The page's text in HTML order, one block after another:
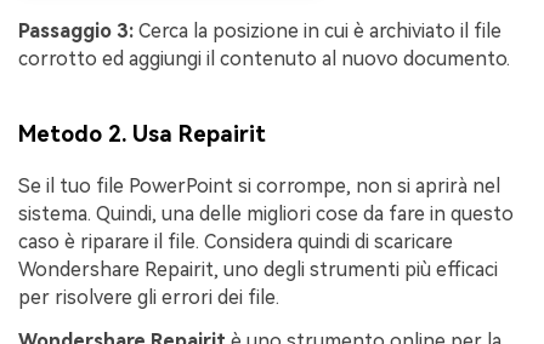
Passaggio 3: Cerca la posizione in cui è archiviato il file
corrotto ed aggiungi il contenuto al nuovo documento.
Metodo 2. Usa Repairit
Se il tuo file PowerPoint si corrompe, non si aprirà nel
sistema. Quindi, una delle migliori cose da fare in questo
caso è riparare il file. Considera quindi di scaricare
Wondershare Repairit, uno degli strumenti più efficaci
per risolvere gli errori dei file.